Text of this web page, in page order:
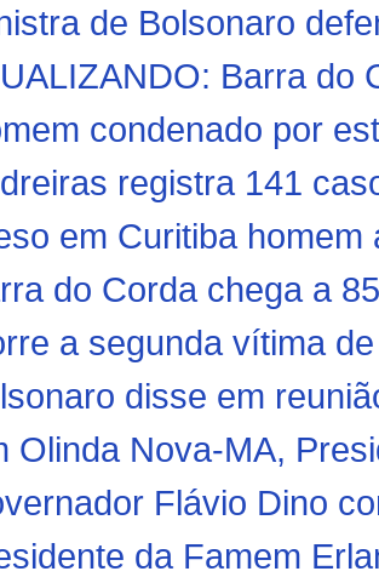
de Bolsonaro
Barra do
condenado por
registra 141
em Curitiba
do Corda chega a
a segunda vítima
disse em
Olinda Nova-MA,
Flávio Dino
da Famem